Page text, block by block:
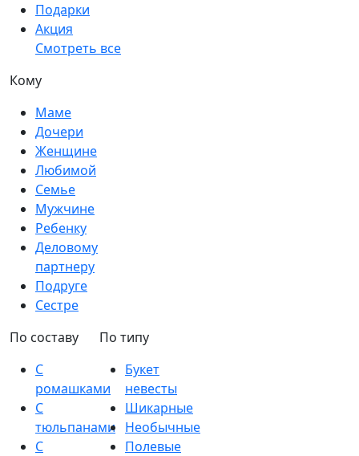
Подарки
Акция
Смотреть все
Кому
Маме
Дочери
Женщине
Любимой
Семье
Мужчине
Ребенку
Деловому
партнеру
Подруге
Сестре
По составу
С
ромашками
С
тюльпанами
С
По типу
Букет
невесты
Шикарные
Необычные
Полевые